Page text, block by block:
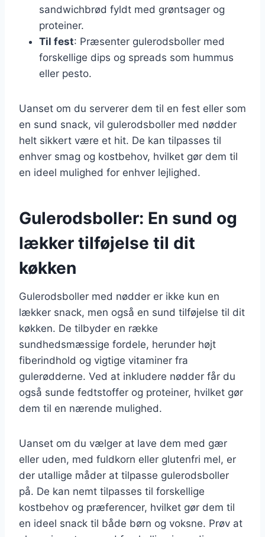
sandwichbrød fyldt med grøntsager og
proteiner.
Til fest: Præsenter gulerodsboller med
forskellige dips og spreads som hummus
eller pesto.
Uanset om du serverer dem til en fest eller som
en sund snack, vil gulerodsboller med nødder
helt sikkert være et hit. De kan tilpasses til
enhver smag og kostbehov, hvilket gør dem til
en ideel mulighed for enhver lejlighed.
Gulerodsboller: En sund og
lækker tilføjelse til dit
køkken
Gulerodsboller med nødder er ikke kun en
lækker snack, men også en sund tilføjelse til dit
køkken. De tilbyder en række
sundhedsmæssige fordele, herunder højt
fiberindhold og vigtige vitaminer fra
gulerødderne. Ved at inkludere nødder får du
også sunde fedtstoffer og proteiner, hvilket gør
dem til en nærende mulighed.
Uanset om du vælger at lave dem med gær
eller uden, med fuldkorn eller glutenfri mel, er
der utallige måder at tilpasse gulerodsboller
på. De kan nemt tilpasses til forskellige
kostbehov og præferencer, hvilket gør dem til
en ideel snack til både børn og voksne. Prøv at